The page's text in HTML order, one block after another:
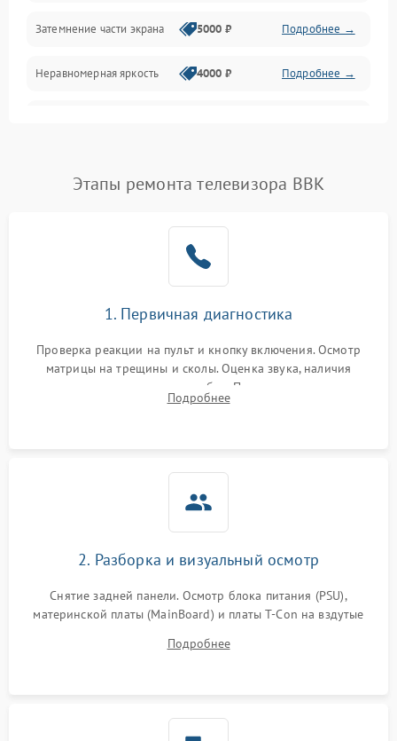
Механические повреждения
Программное обеспечение
Сеть и подключения
Затемнение части экрана 5000 ₽ Подробнее →
Неравномерная яркость 4000 ₽ Подробнее →
Этапы ремонта телевизора BBK
1. Первичная диагностика
Проверка реакции на пульт и кнопку включения. Осмотр
матрицы на трещины и сколы. Оценка звука, наличия
подсветки и индикаторов ошибок. Подключение тестовых
источников сигнала для выявления симптомов поломки.
Подробнее
2. Разборка и визуальный осмотр
Снятие задней панели. Осмотр блока питания (PSU),
материнской платы (MainBoard) и платы T-Con на вздутые
Проверка надежности фиксации и целостности шлейфов.
Подробнее